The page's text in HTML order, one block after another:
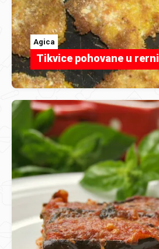
Agica
Tikvice pohovane u rerni